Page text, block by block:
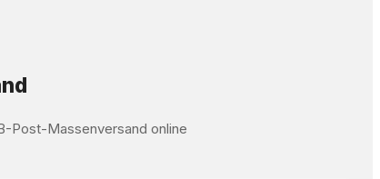
Post-Massenversand online